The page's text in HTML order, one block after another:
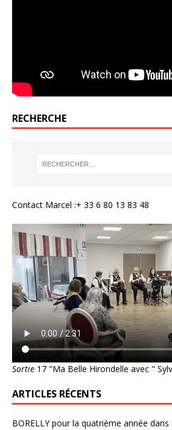
RECHERCHE
Contact Marcel :+ 33 6 80 13 83 48
Sortie 17 "Ma Belle Hirondelle avec "
ARTICLES RÉCENTS
BORELLY pour la quatrième année dans